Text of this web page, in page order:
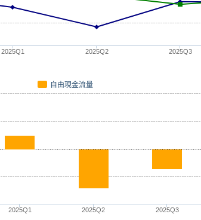
2025Q1 2025Q2 2025Q3
自由現金流量
2025Q1 2025Q2 2025Q3